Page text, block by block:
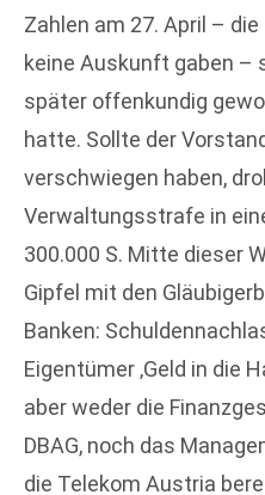
Zahlen am 27. April –
keine Auskunft gaben –
später offenkundig
hatte. Sollte der
verschwiegen haben,
Verwaltungsstrafe in
300.000 S. Mitte dieser
Gipfel mit den
Banken:
Eigentümer ‚Geld in die
aber weder die
DBAG, noch das
die Telekom Austria